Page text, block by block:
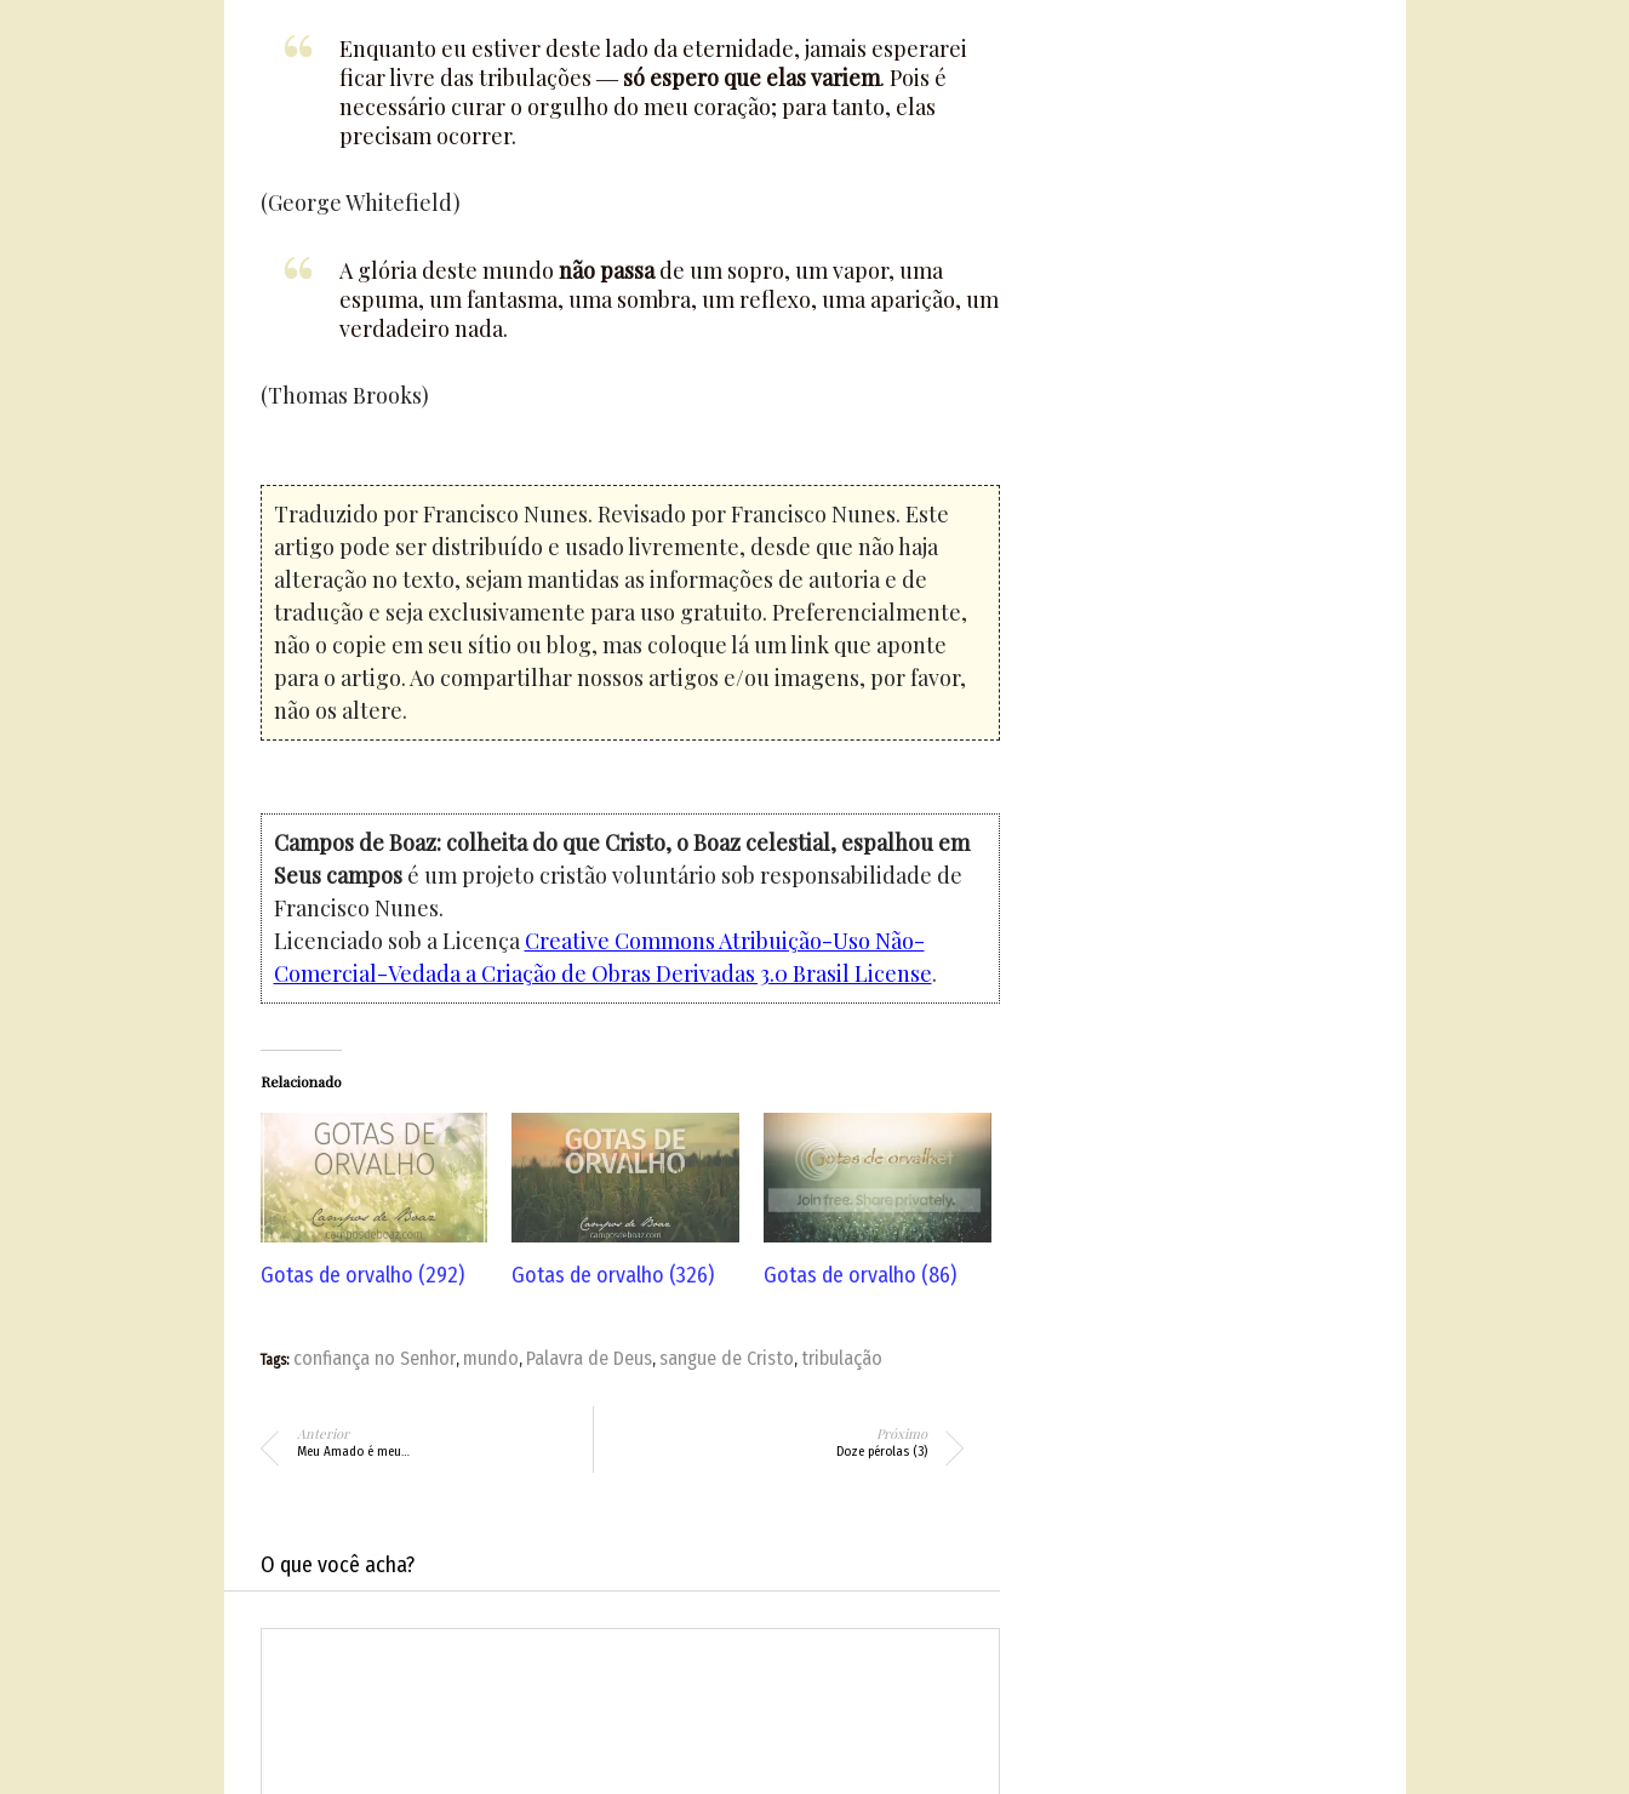
Enquanto eu estiver deste lado da eternidade, jamais esperarei
ficar livre das tribulações ―só espero que elas variem. Pois é
necessário curar o orgulho do meu coração; para tanto, elas
precisam ocorrer.
(George Whitefield)
A glória deste mundo não passade um sopro, um vapor, uma
espuma, um fantasma, uma sombra, um reflexo, uma aparição, um
verdadeiro nada.
(Thomas Brooks)
Traduzido por Francisco Nunes. Revisado por Francisco Nunes. Este
artigo pode ser distribuído e usado livremente, desde que não haja
alteração no texto, sejam mantidas as informações de autoria e de
tradução e seja exclusivamente para uso gratuito. Preferencialmente,
não o copie em seu sítio ou blog, mas coloque lá um link que aponte
para o artigo. Ao compartilhar nossos artigos e/ou imagens, por favor,
não os altere.
Campos de Boaz: colheita do que Cristo, o Boaz celestial, espalhou em
Seus camposé um projeto cristão voluntário sob responsabilidade de
Francisco Nunes.
Licenciado sob a Licença Creative Commons Atribuição-Uso Não-
Comercial-Vedada a Criação de Obras Derivadas 3.0 Brasil License.
Relacionado
Gotas de orvalho (292) Gotas de orvalho (326) Gotas de orvalho (86)
Tags: confiança no Senhor, mundo, Palavra de Deus, sangue de Cristo, tribulação
Anterior
Meu Amado é meu…
Próximo
Doze pérolas (3)
O que você acha?